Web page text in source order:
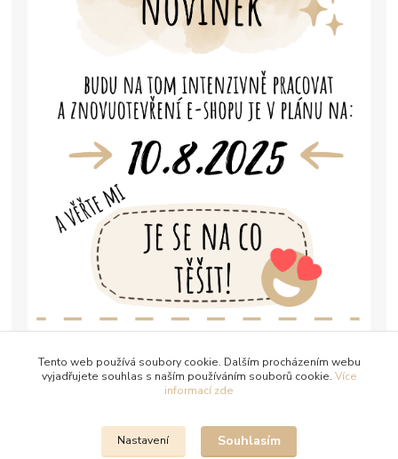
Tento web používá soubory cookie. Dalším procházením webu
vyjadřujete souhlas s naším používáním souborů cookie. Více
informací zde
Nastavení Souhlasím